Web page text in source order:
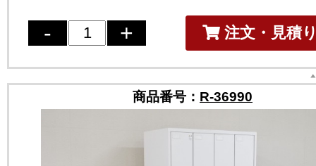
注文・見積
商品番号： R-36990